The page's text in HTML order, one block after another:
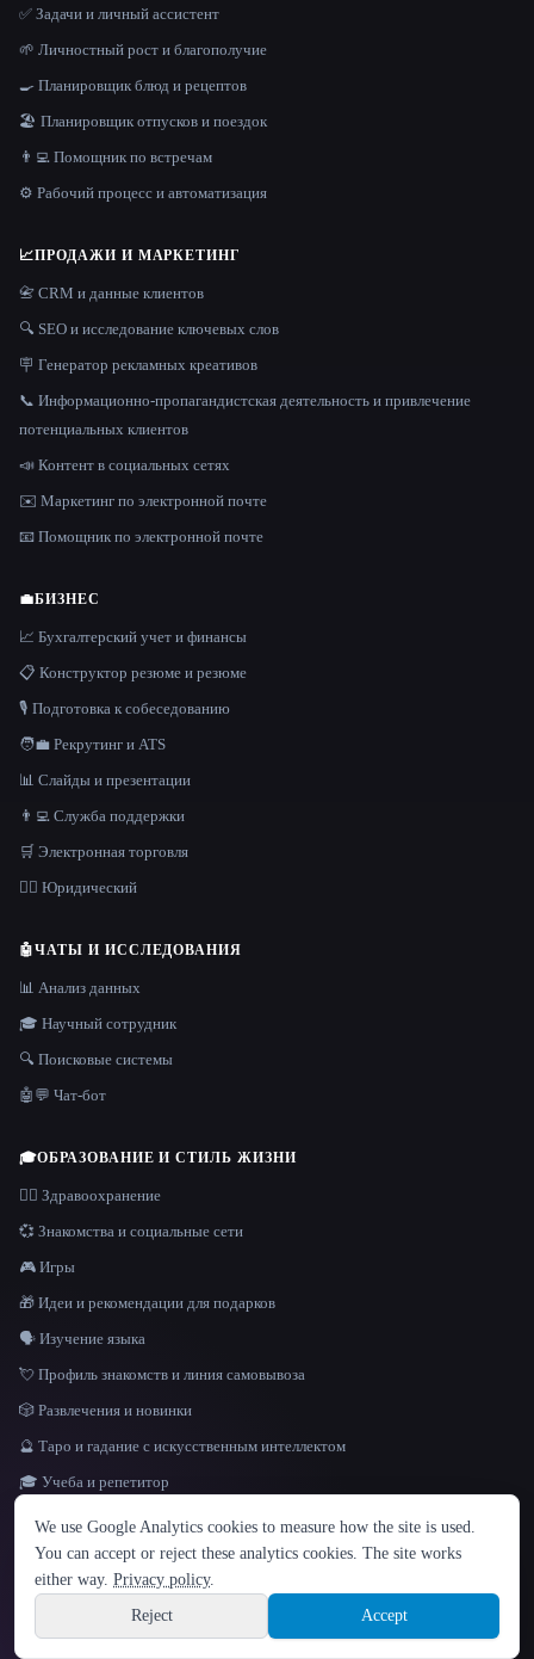
ЯЗЫК
English español Français Русский 简体中文
Hindi
Sign up
✅ Задачи и личный ассистент
🌱 Личностный рост и благополучие
🍳 Планировщик блюд и рецептов
🏖 Планировщик отпусков и поездок
👨‍💻 Помощник по встречам
⚙️ Рабочий процесс и автоматизация
📈ПРОДАЖИ И МАРКЕТИНГ
📇 CRM и данные клиентов
🔍 SEO и исследование ключевых слов
🪧 Генератор рекламных креативов
📞 Информационно-пропагандистская деятельность и привлечение
потенциальных клиентов
📣 Контент в социальных сетях
✉️ Маркетинг по электронной почте
📧 Помощник по электронной почте
💼БИЗНЕС
📈 Бухгалтерский учет и финансы
📋 Конструктор резюме и резюме
🎙️ Подготовка к собеседованию
🧑‍💼 Рекрутинг и ATS
📊 Слайды и презентации
👨‍💻 Служба поддержки
🛒 Электронная торговля
👩‍⚖️ Юридический
🤖ЧАТЫ И ИССЛЕДОВАНИЯ
📊 Анализ данных
🎓 Научный сотрудник
🔍 Поисковые системы
🤖💬 Чат-бот
🎓ОБРАЗОВАНИЕ И СТИЛЬ ЖИЗНИ
👩‍⚕️ Здравоохранение
💞 Знакомства и социальные сети
🎮 Игры
🎁 Идеи и рекомендации для подарков
🗣️ Изучение языка
💘 Профиль знакомств и линия самовывоза
🎲 Развлечения и новинки
🔮 Таро и гадание с искусственным интеллектом
🎓 Учеба и репетитор
Site information
© 2026 That AI Collection. Все права защищены.
политика конфиденциальности
Built with Metatron ★
build de3d624c
We use Google Analytics cookies to measure how the site is used.
You can accept or reject these analytics cookies. The site works
either way. Privacy policy.
Reject
Accept